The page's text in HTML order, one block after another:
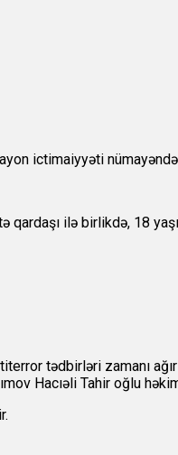
ictimaiyyəti
qardaşı ilə birlikdə, 18
tədbirləri zamanı
Hacıəli Tahir oğlu